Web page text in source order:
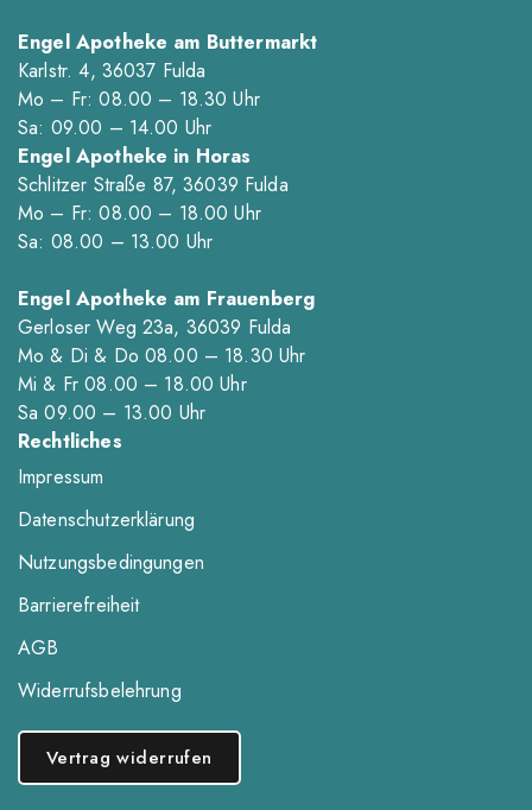
Engel Apotheke am Buttermarkt
Karlstr. 4, 36037 Fulda
Mo – Fr: 08.00 – 18.30 Uhr
Sa: 09.00 – 14.00 Uhr
Engel Apotheke in Horas
Schlitzer Straße 87, 36039 Fulda
Mo – Fr: 08.00 – 18.00 Uhr
Sa: 08.00 – 13.00 Uhr
Engel Apotheke am Frauenberg
Gerloser Weg 23a, 36039 Fulda
Mo & Di & Do 08.00 – 18.30 Uhr
Mi & Fr 08.00 – 18.00 Uhr
Sa 09.00 – 13.00 Uhr
Rechtliches
Impressum
Datenschutzerklärung
Nutzungsbedingungen
Barrierefreiheit
AGB
Widerrufsbelehrung
Vertrag widerrufen